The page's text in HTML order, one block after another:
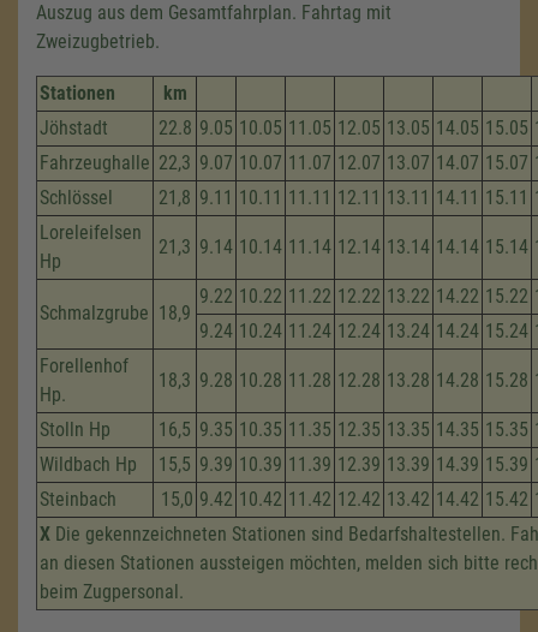
Auszug aus dem Gesamtfahrplan. Fahrtag mit
Zweizugbetrieb.
Stationen
km
Jöhstadt
22.8 9.05 10.05 11.05 12.05 13.05 14.05 15.05
Fahrzeughalle 22,3 9.07 10.07 11.07 12.07 13.07 14.07 15.07
Schlössel
21,8 9.11 10.11 11.11 12.11 13.11 14.11 15.11
Loreleifelsen
Hp
21,3 9.14 10.14 11.14 12.14 13.14 14.14 15.14
Schmalzgrube 18,9
9.22 10.22 11.22 12.22 13.22 14.22 15.22
9.24 10.24 11.24 12.24 13.24 14.24 15.24
Forellenhof
Hp.
18,3 9.28 10.28 11.28 12.28 13.28 14.28 15.28
Stolln Hp 16,5 9.35 10.35 11.35 12.35 13.35 14.35 15.35
Wildbach Hp
15,5 9.39 10.39 11.39 12.39 13.39 14.39 15.39
Steinbach
15,0 9.42 10.42 11.42 12.42 13.42 14.42 15.42
X Die gekennzeichneten Stationen sind Bedarfshaltestellen.
an diesen Stationen aussteigen möchten, melden sich bitte
beim Zugpersonal.